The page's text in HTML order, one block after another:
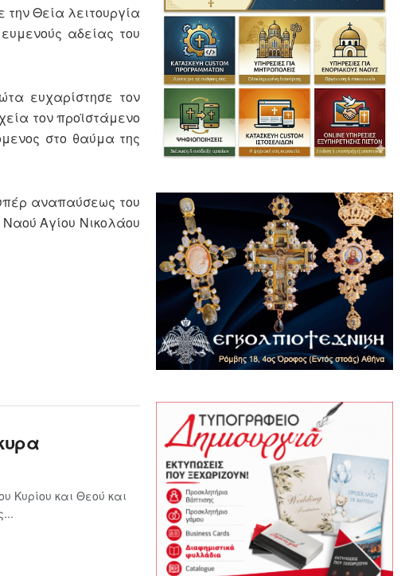
την Θεία λειτουργία
αδείας του
ευχαρίστησε τον
τον προϊστάμενο
στο θαύμα της
αναπαύσεως του
Ναού Αγίου Νικολάου
Κυρίου και Θεού και